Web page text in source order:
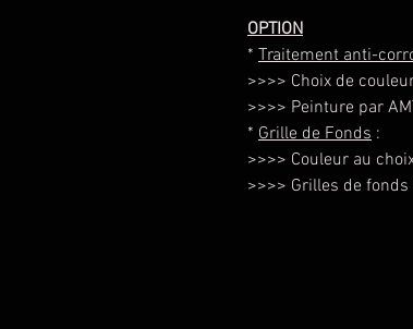
OPTION
* Traitement anti-
>>>> Choix de
>>>> Peinture par
* Grille de Fonds :
>>>> Couleur au
>>>> Grilles de